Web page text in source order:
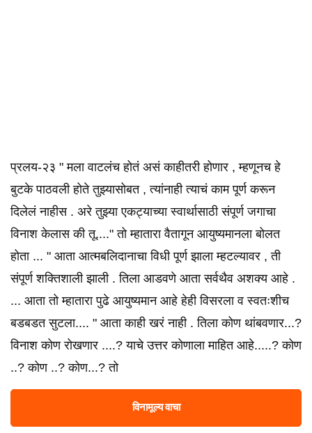
प्रलय-२३ " मला वाटलंच होतं असं काहीतरी होणार , म्हणूनच हे
बुटके पाठवली होते तुझ्यासोबत , त्यांनाही त्याचं काम पूर्ण करून
दिलेलं नाहीस . अरे तुझ्या एकट्याच्या स्वार्थासाठी संपूर्ण जगाचा
विनाश केलास की तू...." तो म्हातारा वैतागून आयुष्यमानला बोलत
होता ... " आता आत्मबलिदानाचा विधी पूर्ण झाला म्हटल्यावर , ती
संपूर्ण शक्तिशाली झाली . तिला आडवणे आता सर्वथैव अशक्य आहे .
... आता तो म्हातारा पुढे आयुष्यमान आहे हेही विसरला व स्वतःशीच
बडबडत सुटला.... " आता काही खरं नाही . तिला कोण थांबवणार...?
विनाश कोण रोखणार ....? याचे उत्तर कोणाला माहित आहे.....? कोण
..? कोण ..? कोण...? तो
विनामूल्य वाचा